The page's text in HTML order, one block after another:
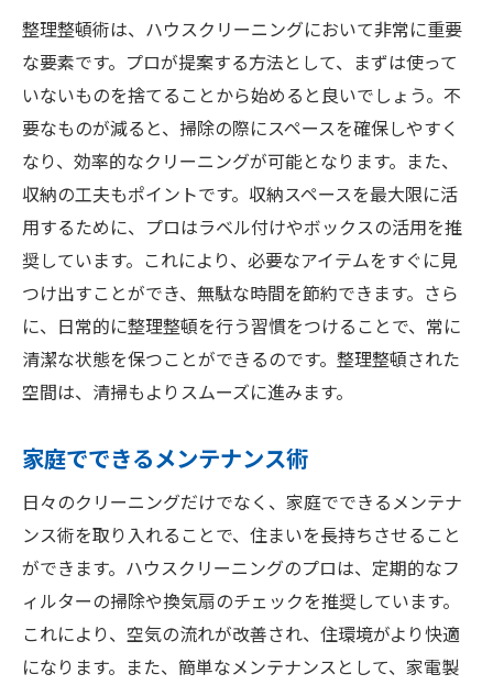
整理整頓術は、ハウスクリーニングにおいて非常に重要
な要素です。プロが提案する方法として、まずは使って
いないものを捨てることから始めると良いでしょう。不
要なものが減ると、掃除の際にスペースを確保しやすく
なり、効率的なクリーニングが可能となります。また、
収納の工夫もポイントです。収納スペースを最大限に活
用するために、プロはラベル付けやボックスの活用を推
奨しています。これにより、必要なアイテムをすぐに見
つけ出すことができ、無駄な時間を節約できます。さら
に、日常的に整理整頓を行う習慣をつけることで、常に
清潔な状態を保つことができるのです。整理整頓された
空間は、清掃もよりスムーズに進みます。
家庭でできるメンテナンス術
日々のクリーニングだけでなく、家庭でできるメンテナ
ンス術を取り入れることで、住まいを長持ちさせること
ができます。ハウスクリーニングのプロは、定期的なフ
ィルターの掃除や換気扇のチェックを推奨しています。
これにより、空気の流れが改善され、住環境がより快適
になります。また、簡単なメンテナンスとして、家電製